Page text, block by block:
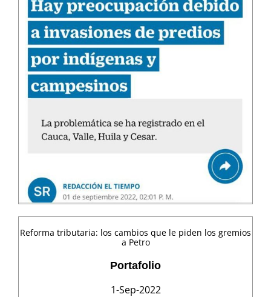
Reforma tributaria: los cambios que le piden los gremios
a Petro
Portafolio
1-Sep-2022